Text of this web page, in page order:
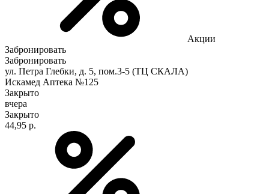
Акции
Забронировать
Забронировать
ул. Петра Глебки, д. 5, пом.3-5 (ТЦ СКАЛА)
Искамед Аптека №125
Закрыто
вчера
Закрыто
44,95 р.